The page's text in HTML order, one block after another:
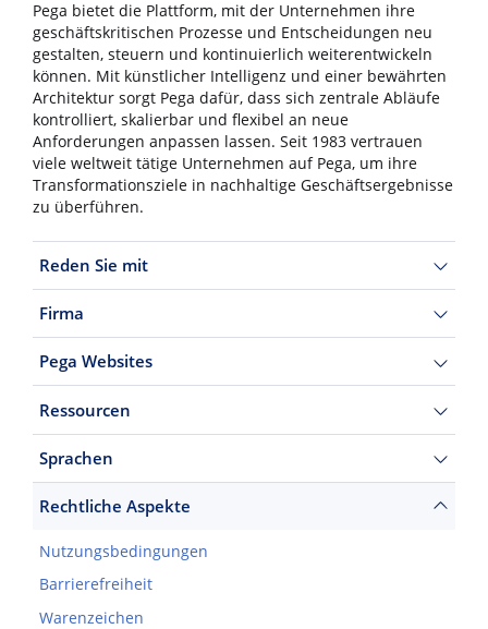
Pega bietet die Plattform, mit der Unternehmen ihre
geschäftskritischen Prozesse und Entscheidungen neu
gestalten, steuern und kontinuierlich weiterentwickeln
können. Mit künstlicher Intelligenz und einer bewährten
Architektur sorgt Pega dafür, dass sich zentrale Abläufe
kontrolliert, skalierbar und flexibel an neue
Anforderungen anpassen lassen. Seit 1983 vertrauen
viele weltweit tätige Unternehmen auf Pega, um ihre
Transformationsziele in nachhaltige Geschäftsergebnisse
zu überführen.
Reden Sie mit
Firma
Pega Websites
Ressourcen
Sprachen
Rechtliche Aspekte
Nutzungsbedingungen
Barrierefreiheit
Warenzeichen